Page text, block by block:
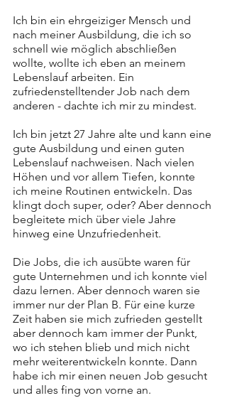
Ich bin ein ehrgeiziger Mensch und
nach meiner Ausbildung, die ich so
schnell wie möglich abschließen
wollte, wollte ich eben an meinem
Lebenslauf arbeiten. Ein
zufriedenstelltender Job nach dem
anderen - dachte ich mir zu mindest.
Ich bin jetzt 27 Jahre alte und kann eine
gute Ausbildung und einen guten
Lebenslauf nachweisen. Nach vielen
Höhen und vor allem Tiefen, konnte
ich meine Routinen entwickeln. Das
klingt doch super, oder? Aber dennoch
begleitete mich über viele Jahre
hinweg eine Unzufriedenheit.
Die Jobs, die ich ausübte waren für
gute Unternehmen und ich konnte viel
dazu lernen. Aber dennoch waren sie
immer nur der Plan B. Für eine kurze
Zeit haben sie mich zufrieden gestellt
aber dennoch kam immer der Punkt,
wo ich stehen blieb und mich nicht
mehr weiterentwickeln konnte. Dann
habe ich mir einen neuen Job gesucht
und alles fing von vorne an.